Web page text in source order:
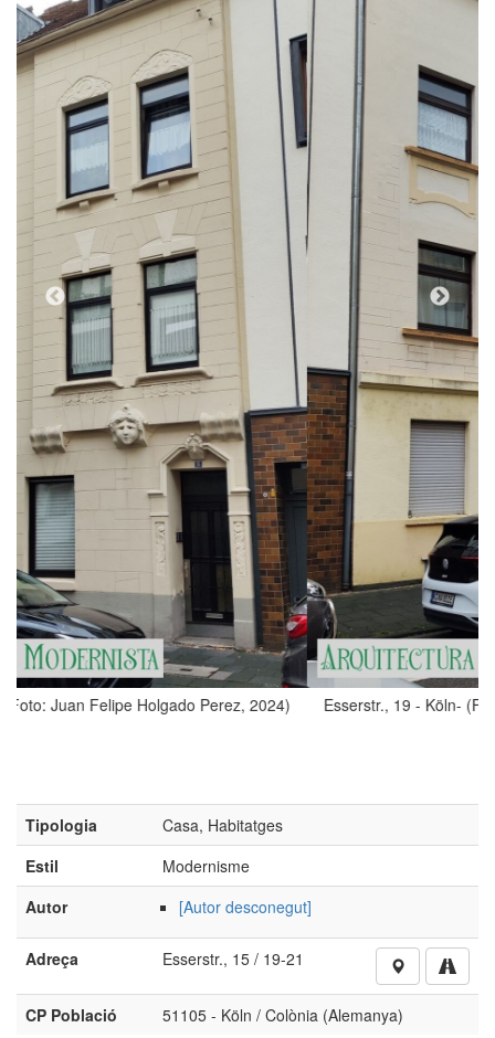
Esserstr., 19 - Köln- (Foto: Juan Felipe Holgado Perez, 2024)
Tipologia
Casa, Habitatges
Estil
Modernisme
Autor
[Autor desconegut]
Adreça Esserstr., 15 / 19-21
CP Població 51105 - Köln / Colònia (Alemanya)